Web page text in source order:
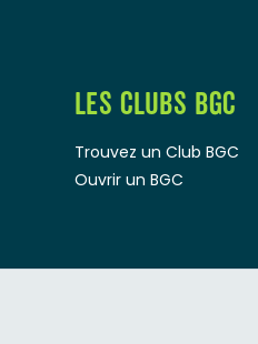
LES CLUBS BGC
Trouvez un Club BGC
Ouvrir un BGC